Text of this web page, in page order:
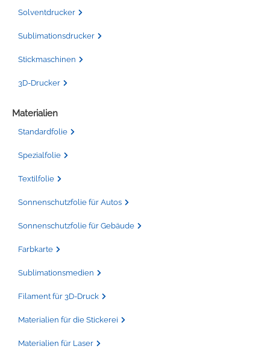
Solventdrucker
Sublimationsdrucker
Stickmaschinen
3D-Drucker
Materialien
Standardfolie
Spezialfolie
Textilfolie
Sonnenschutzfolie für Autos
Sonnenschutzfolie für Gebäude
Farbkarte
Sublimationsmedien
Filament für 3D-Druck
Materialien für die Stickerei
Materialien für Laser